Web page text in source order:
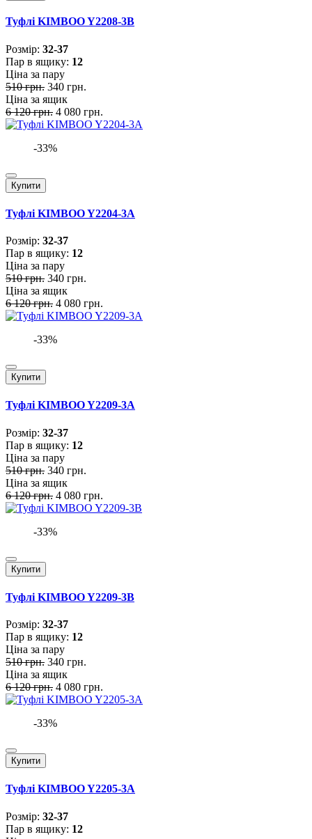
Туфлі KIMBOO Y2208-3B
Розмiр: 32-37
Пар в ящику: 12
Ціна за пару
510 грн. 340 грн.
Ціна за ящик
6 120 грн. 4 080 грн.
-33%
Купити
Туфлі KIMBOO Y2204-3A
Розмiр: 32-37
Пар в ящику: 12
Ціна за пару
510 грн. 340 грн.
Ціна за ящик
6 120 грн. 4 080 грн.
-33%
Купити
Туфлі KIMBOO Y2209-3A
Розмiр: 32-37
Пар в ящику: 12
Ціна за пару
510 грн. 340 грн.
Ціна за ящик
6 120 грн. 4 080 грн.
-33%
Купити
Туфлі KIMBOO Y2209-3B
Розмiр: 32-37
Пар в ящику: 12
Ціна за пару
510 грн. 340 грн.
Ціна за ящик
6 120 грн. 4 080 грн.
-33%
Купити
Туфлі KIMBOO Y2205-3A
Розмiр: 32-37
Пар в ящику: 12